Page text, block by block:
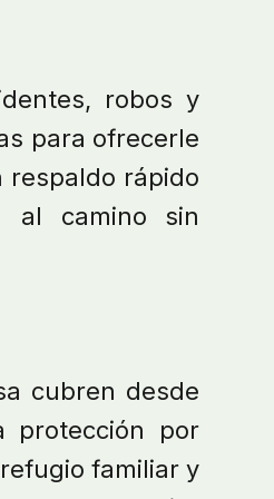
robos y
para ofrecerle
respaldo rápido
al camino sin
cubren desde
protección por
familiar y